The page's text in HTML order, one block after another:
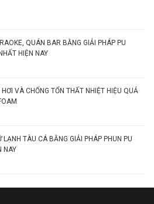
QUÁN BAR BẰNG GIẢI PHÁP PU
HIỆN NAY
VÀ CHỐNG TỔN THẤT NHIỆT HIỆU QUẢ
LẠNH TÀU CÁ BẰNG GIẢI PHÁP PHUN PU
NAY